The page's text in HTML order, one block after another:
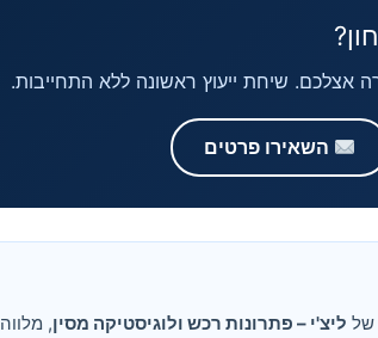
אצלכם. שיחת ייעוץ ראשונה ללא התחייבות.
השאירו פרטים
ליצ'י – פתרונות רכש ולוגיסטיקה מסין, מלווה